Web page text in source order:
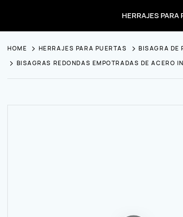
HERRAJES PARA
HOME HERRAJES PARA PUERTAS
BISAGRA DE
BISAGRAS REDONDAS EMPOTRADAS DE ACERO